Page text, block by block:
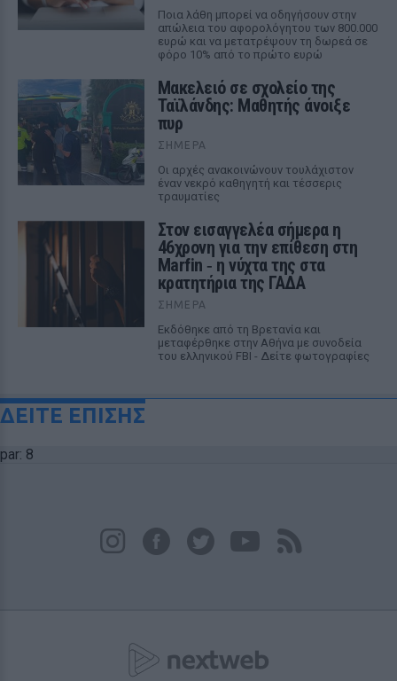
Ποια λάθη μπορεί να οδηγήσουν στην
απώλεια του αφορολόγητου των 800.000
ευρώ και να μετατρέψουν τη δωρεά σε
φόρο 10% από το πρώτο ευρώ
Μακελειό σε σχολείο της
Ταϊλάνδης: Μαθητής άνοιξε
πυρ
ΣΉΜΕΡΑ
Οι αρχές ανακοινώνουν τουλάχιστον
έναν νεκρό καθηγητή και τέσσερις
τραυματίες
Στον εισαγγελέα σήμερα η
46χρονη για την επίθεση στη
Marfin ‑ η νύχτα της στα
κρατητήρια της ΓΑΔΑ
ΣΉΜΕΡΑ
Εκδόθηκε από τη Βρετανία και
μεταφέρθηκε στην Αθήνα με συνοδεία
του ελληνικού FBI - Δείτε φωτογραφίες
ΔΕΙΤΕ ΕΠΙΣΗΣ
par: 8